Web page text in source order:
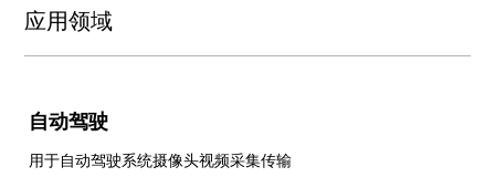
应用领域
自动驾驶
用于自动驾驶系统摄像头视频采集传输